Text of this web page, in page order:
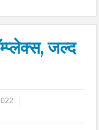
जल्द